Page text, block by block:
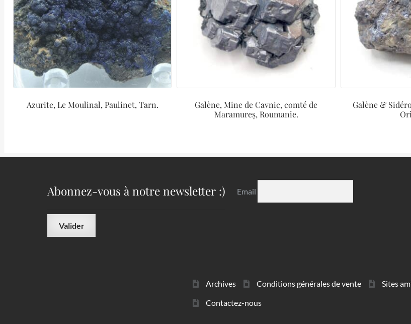
Azurite, Le Moulinal, Paulinet, Tarn.
Galène, Mine de Cavnic, comté de
Maramureș, Roumanie.
Galène &
Abonnez-vous à notre newsletter :) Email
Archives Conditions générales de vente
Sites
Contactez-nous